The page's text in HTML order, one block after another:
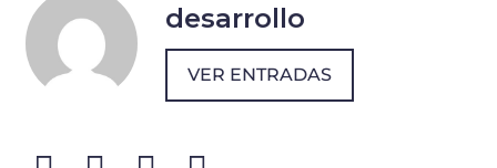
desarrollo
VER ENTRADAS